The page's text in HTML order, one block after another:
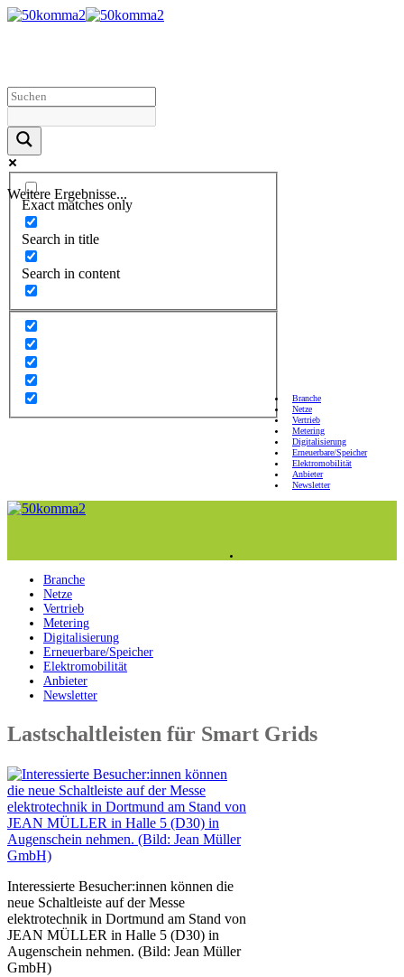
Weitere Ergebnisse...
Exact matches only
Search in title
Search in content
Branche
Netze
Vertrieb
Metering
Digitalisierung
Erneuerbare/Speicher
Elektromobilität
Anbieter
Newsletter
Branche
Netze
Vertrieb
Metering
Digitalisierung
Erneuerbare/Speicher
Elektromobilität
Anbieter
Newsletter
Lastschaltleisten für Smart Grids
Interessierte Besucher:innen können die
neue Schaltleiste auf der Messe
elektrotechnik in Dortmund am Stand von
JEAN MÜLLER in Halle 5 (D30) in
Augenschein nehmen. (Bild: Jean Müller
GmbH)